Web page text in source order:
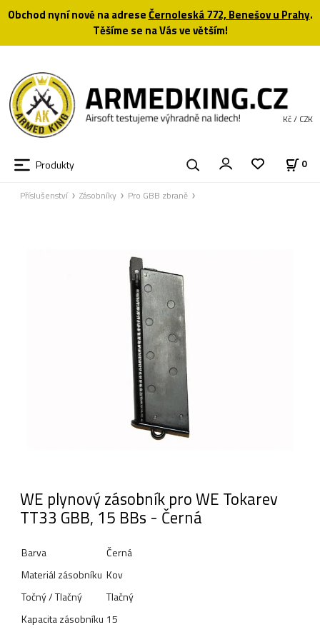
Obchod nyní nově na adreseČernoleská 772, Benešov u Prahy.
Těšíme se na Vás ve větším!
Produkty 0
Kč / CZK
Příslušenství Zásobníky Pro GBB zbraně
WE plynový zásobník pro WE Tokarev
TT33 GBB, 15 BBs - Černá
Barva
Černá
Materiál zásobníku Kov
Točný / Tlačný
Tlačný
Kapacita zásobníku 15